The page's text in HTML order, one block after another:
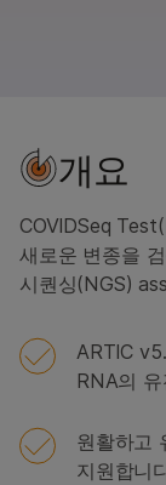
개요
COVIDSeq
새로운 변종을
시퀀싱(NGS)
ARTIC
RNA의
원활하고
지원합니